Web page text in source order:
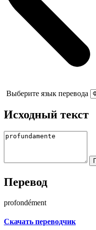
Выберите язык перевода
Исходный текст
Перевод
profondément
Скачать переводчик